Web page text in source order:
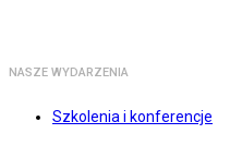
NASZE WYDARZENIA
Szkolenia i konferencje